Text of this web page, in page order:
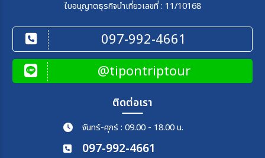
ใบอนุญาตธุรกิจนำเที่ยวเลขที่ : 11/10168
097-992-4661
@tipontriptour
ติดต่อเรา
จันทร์-ศุกร์ : 09.00 - 18.00 น.
097-992-4661